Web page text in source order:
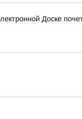
Доске